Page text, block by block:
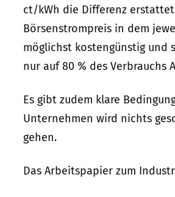
ct/kWh die Differenz
Börsenstrompreis in dem
möglichst kostengünstig und
nur auf 80 % des Verbrauchs
Es gibt zudem klare
Unternehmen wird nichts
gehen.
Das Arbeitspapier zum